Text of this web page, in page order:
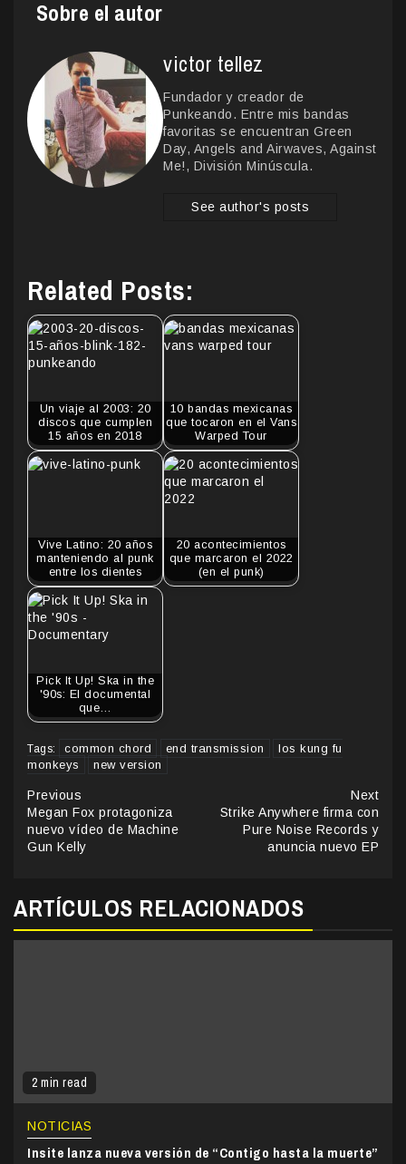
Sobre el autor
victor tellez
Fundador y creador de
Punkeando. Entre mis bandas
favoritas se encuentran Green
Day, Angels and Airwaves, Against
Me!, División Minúscula.
See author's posts
Related Posts:
Un viaje al 2003: 20
discos que cumplen
15 años en 2018
10 bandas mexicanas
que tocaron en el Vans
Warped Tour
Vive Latino: 20 años
manteniendo al punk
entre los dientes
20 acontecimientos
que marcaron el 2022
(en el punk)
Pick It Up! Ska in the
'90s: El documental
que…
Tags: common chord end transmission
los kung fu
monkeys
new version
Continue
Reading
Previous
Megan Fox protagoniza
nuevo vídeo de Machine
Gun Kelly
Next
Strike Anywhere firma con
Pure Noise Records y
anuncia nuevo EP
ARTÍCULOS RELACIONADOS
2 min read
NOTICIAS
Insite lanza nueva versión de “Contigo hasta la muerte”